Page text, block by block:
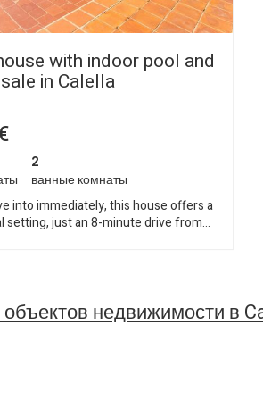
with indoor pool and
in Calella
2
ванные комнаты
into immediately, this house offers a
setting, just an 8-minute drive from
taking advantage of the terrain to
level with a
недвижимости в